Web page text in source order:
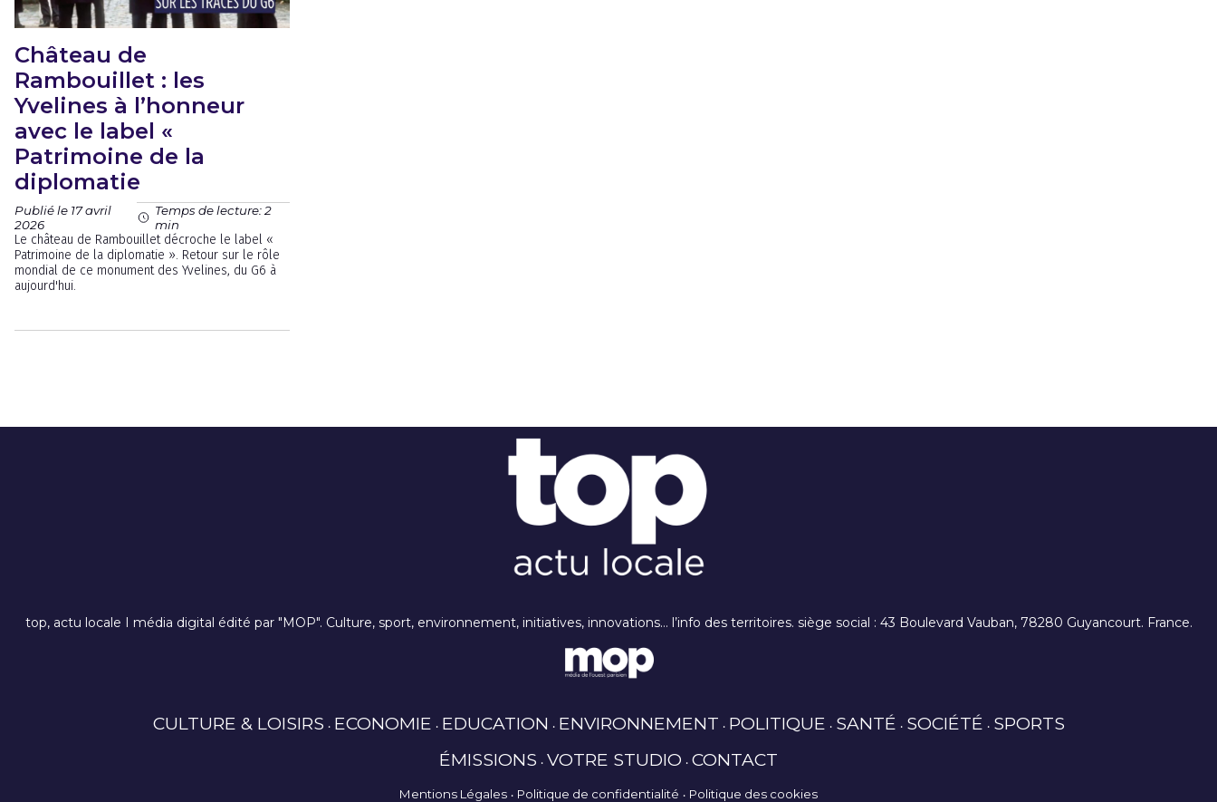
Château de
Rambouillet : les
Yvelines à l’honneur
avec le label «
Patrimoine de la
diplomatie
Publié le 17 avril
2026
Temps de lecture: 2
min
Le château de Rambouillet décroche le label «
Patrimoine de la diplomatie ». Retour sur le rôle
mondial de ce monument des Yvelines, du G6 à
aujourd'hui.
top, actu locale I média digital édité par "MOP". Culture, sport, environnement, initiatives, innovations… l’info des territoires. siège social : 43 Boulevard Vauban, 78280 Guyancourt. France.
CULTURE & LOISIRS ECONOMIE EDUCATION ENVIRONNEMENT POLITIQUE SANTÉ SOCIÉTÉ SPORTS
ÉMISSIONS VOTRE STUDIO CONTACT
Mentions Légales Politique de confidentialité Politique des cookies